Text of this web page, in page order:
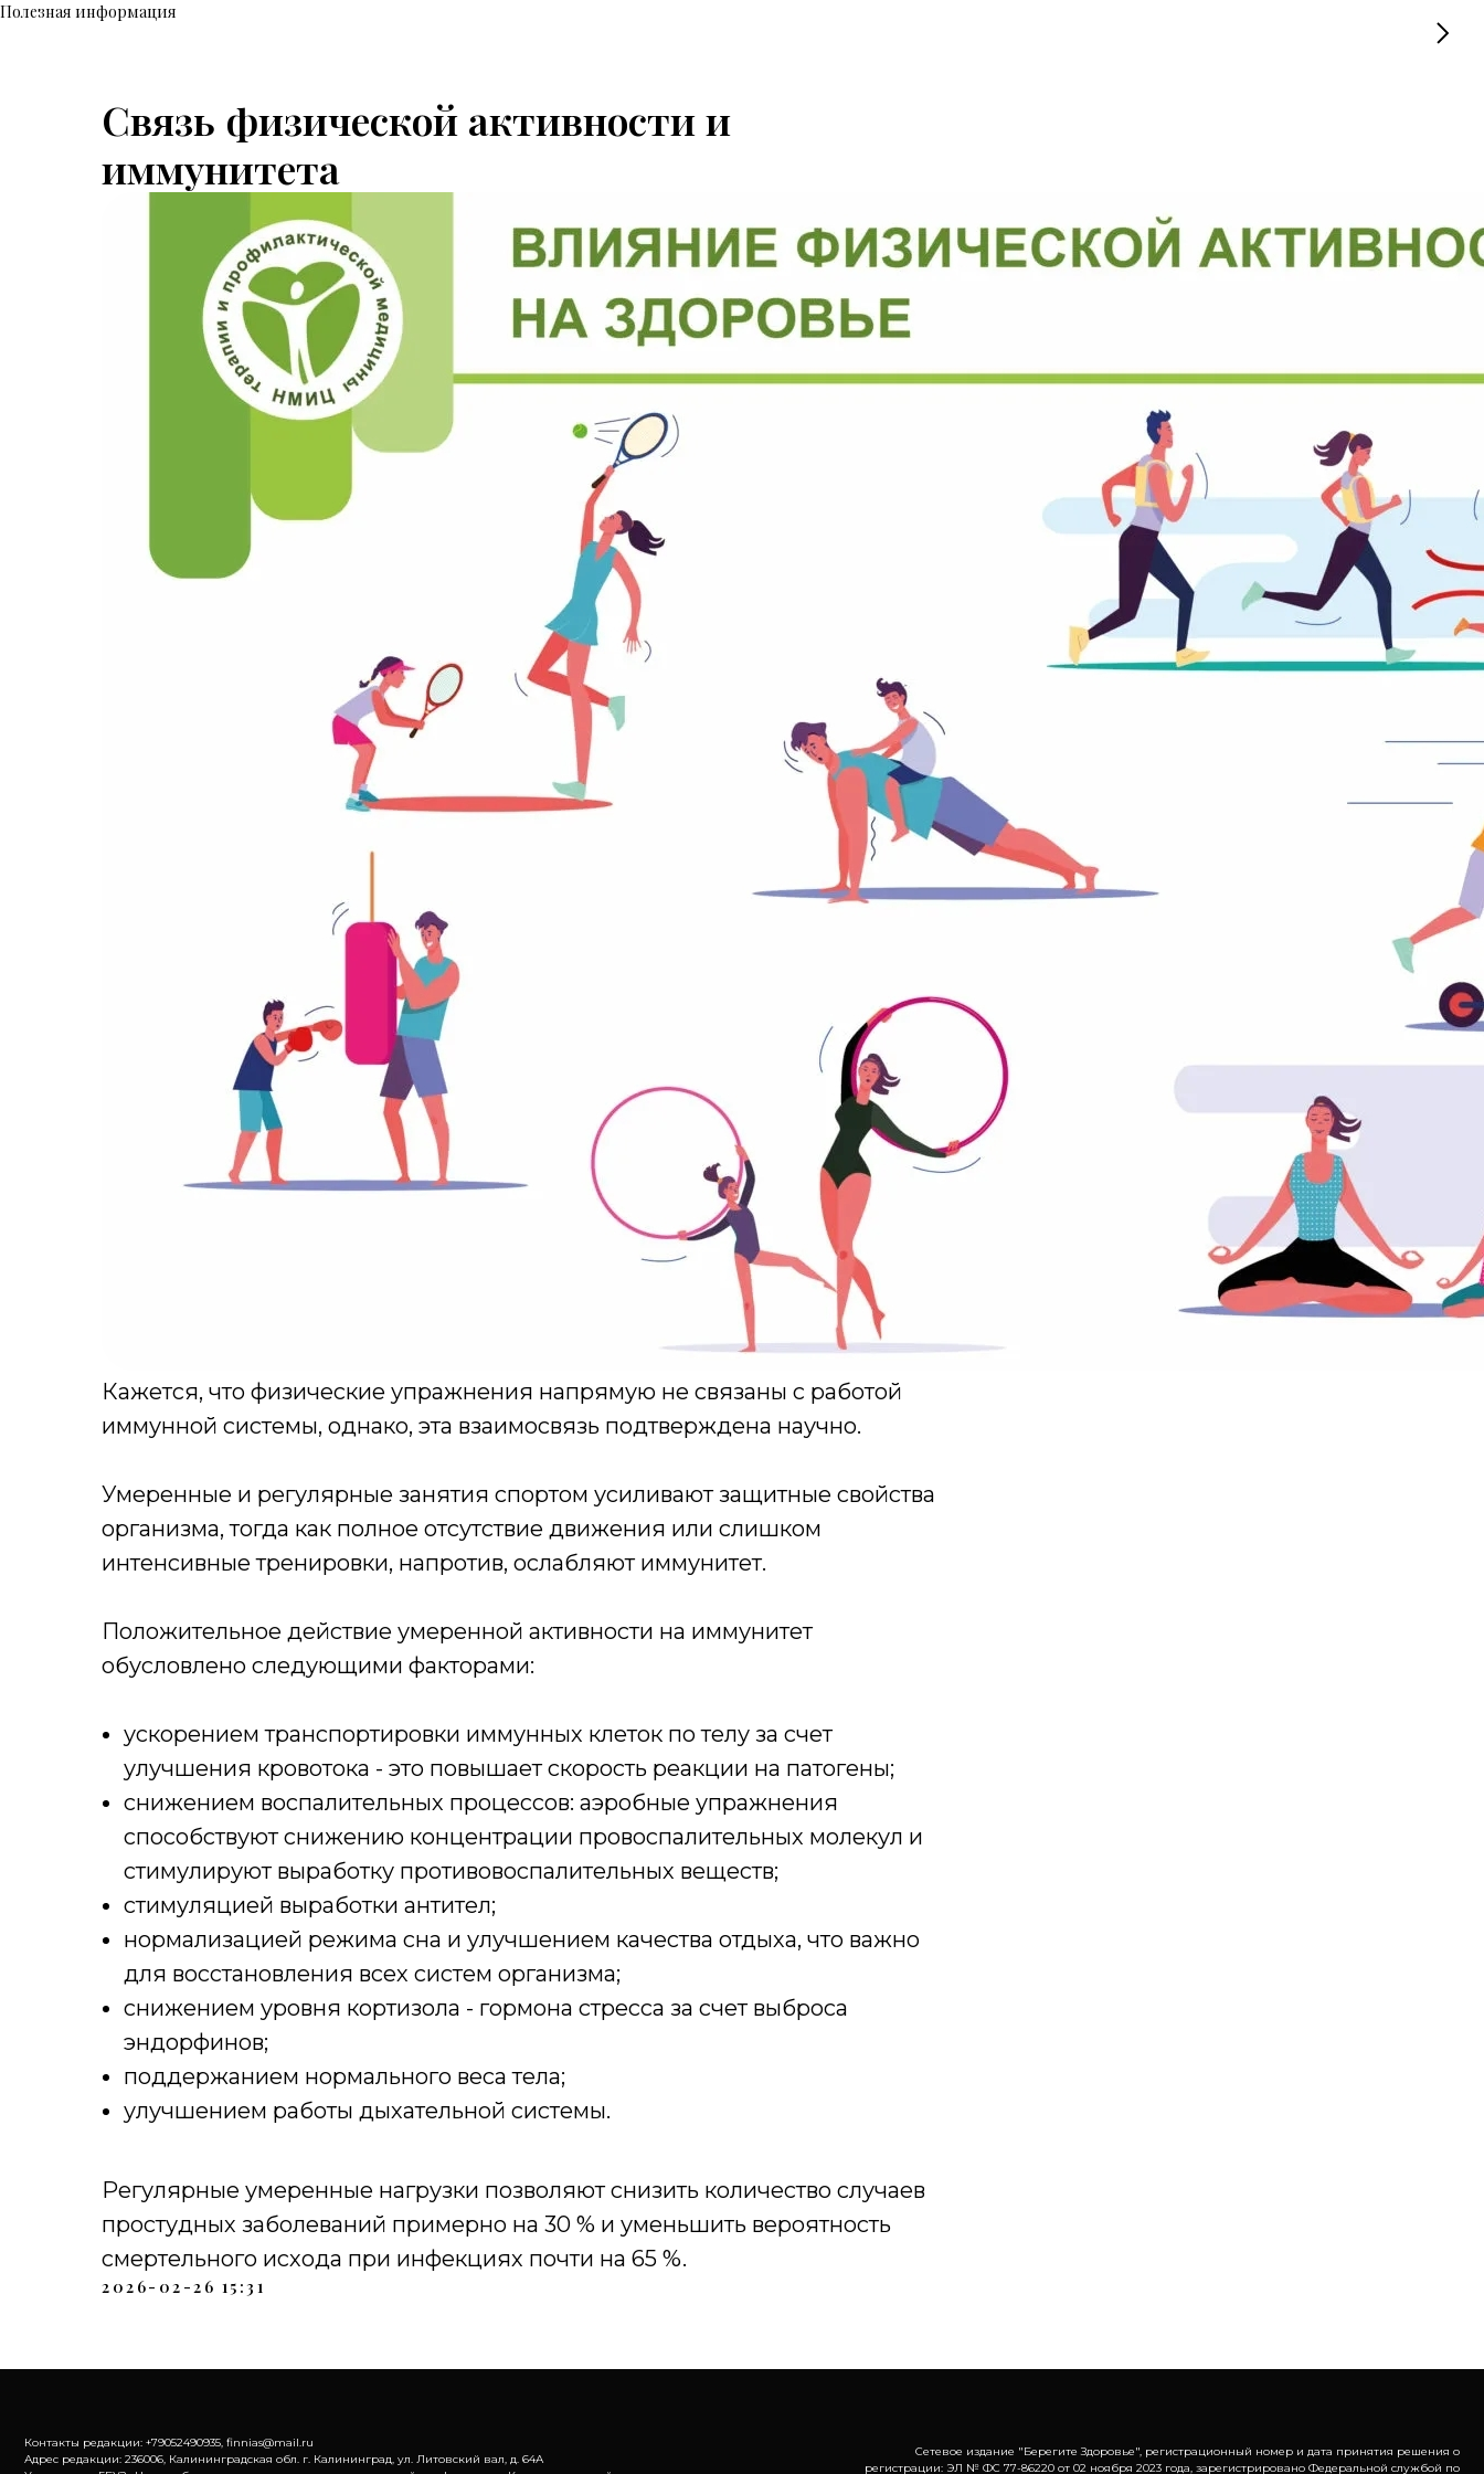
Полезная информация
Связь физической активности и
иммунитета
Кажется, что физические упражнения напрямую не связаны с работой
иммунной системы, однако, эта взаимосвязь подтверждена научно.
Умеренные и регулярные занятия спортом усиливают защитные свойства
организма, тогда как полное отсутствие движения или слишком
интенсивные тренировки, напротив, ослабляют иммунитет.
Положительное действие умеренной активности на иммунитет
обусловлено следующими факторами:
ускорением транспортировки иммунных клеток по телу за счет
улучшения кровотока - это повышает скорость реакции на патогены;
снижением воспалительных процессов: аэробные упражнения
способствуют снижению концентрации провоспалительных молекул и
стимулируют выработку противовоспалительных веществ;
стимуляцией выработки антител;
нормализацией режима сна и улучшением качества отдыха, что важно
для восстановления всех систем организма;
снижением уровня кортизола - гормона стресса за счет выброса
эндорфинов;
поддержанием нормального веса тела;
улучшением работы дыхательной системы.
Регулярные умеренные нагрузки позволяют снизить количество случаев
простудных заболеваний примерно на 30 % и уменьшить вероятность
смертельного исхода при инфекциях почти на 65 %.
2026-02-26 15:31
Контакты редакции: +79052490935, finnias@mail.ru
Адрес редакции: 236006, Калининградская обл. г. Калининград, ул. Литовский вал, д. 64А
Сетевое издание "Берегите Здоровье", регистрационный номер и дата принятия решения о
регистрации: ЭЛ № ФС 77-86220 от 02 ноября 2023 года, зарегистрировано Федеральной службой по